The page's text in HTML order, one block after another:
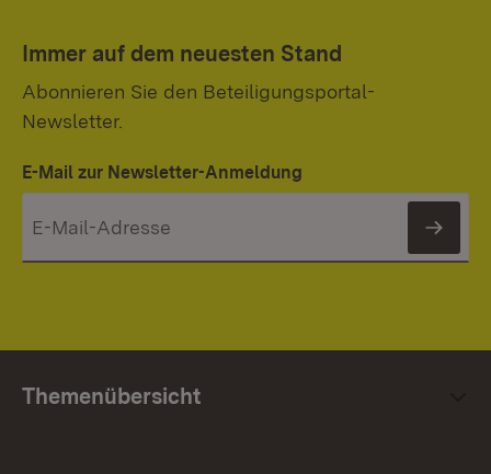
Immer auf dem neuesten Stand
Abonnieren Sie den Beteiligungsportal-
Newsletter.
E-Mail zur Newsletter-Anmeldung
Themenübersicht